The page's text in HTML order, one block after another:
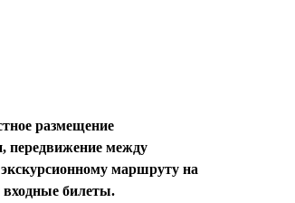
размещение
передвижение между
экскурсионному маршруту на
входные билеты.